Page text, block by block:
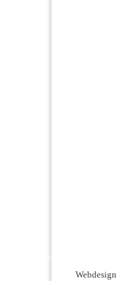
Webdesign